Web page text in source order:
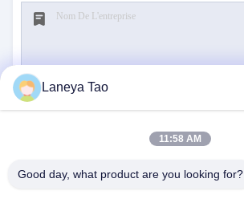
Laneya Tao
11:58 AM
Good day, what product are you looking for?